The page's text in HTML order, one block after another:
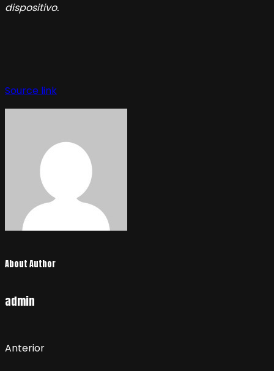
dispositivo.
de
entradas
Source link
About Author
admin
Anterior